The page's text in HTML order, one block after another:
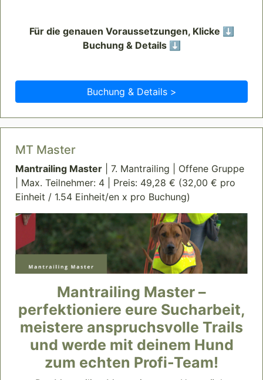
Für die genauen Voraussetzungen, Klicke ⬇️
Buchung & Details ⬇️
Buchung & Details >
MT Master
Mantrailing Master | 7. Mantrailing | Offene Gruppe
| Max. Teilnehmer: 4 | Preis: 49,28 € (32,00 € pro
Einheit / 1.54 Einheit/en x pro Buchung)
Mantrailing Master –
perfektioniere eure Sucharbeit,
meistere anspruchsvolle Trails
und werde mit deinem Hund
zum echten Profi-Team!